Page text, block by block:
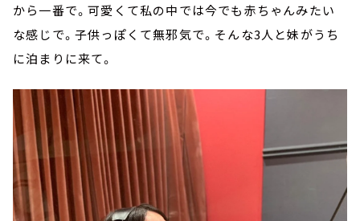
から一番で。可愛くて私の中では今でも赤ちゃんみたい
な感じで。子供っぽくて無邪気で。そんな3人と妹がうち
に泊まりに来て。